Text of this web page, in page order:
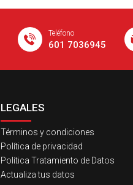
Teléfono
601 7036945
LEGALES
Términos y condiciones
Política de privacidad
Política Tratamiento de Datos
Actualiza tus datos